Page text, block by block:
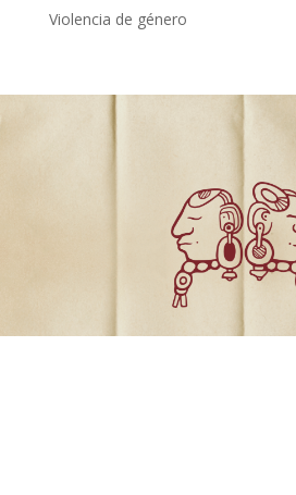
Violencia de género